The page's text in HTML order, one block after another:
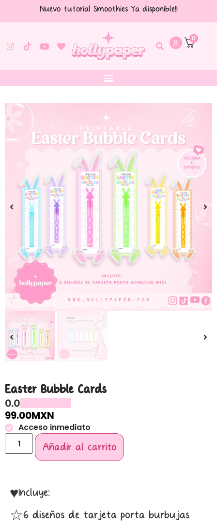
Nuevo tutorial Smoothies Ya disponible!!
0
Easter Bubble Cards
0.0
99.00MXN
Acceso inmediato
Añadir al carrito
♥Incluye:
☆6 diseños de tarjeta porta burbujas